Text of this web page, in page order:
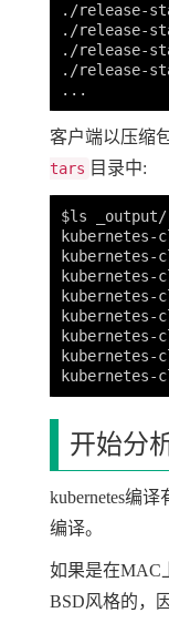
./release-
./release-
./release-
./release-
客户端以压缩
tars 目录中:
$ls
开始分
kubernetes编
编译。
如果是在MAC
BSD风格的，